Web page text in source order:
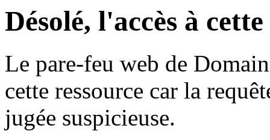
Désolé, l'accès à
Le pare-feu web de
cette ressource car la
jugée suspicieuse.